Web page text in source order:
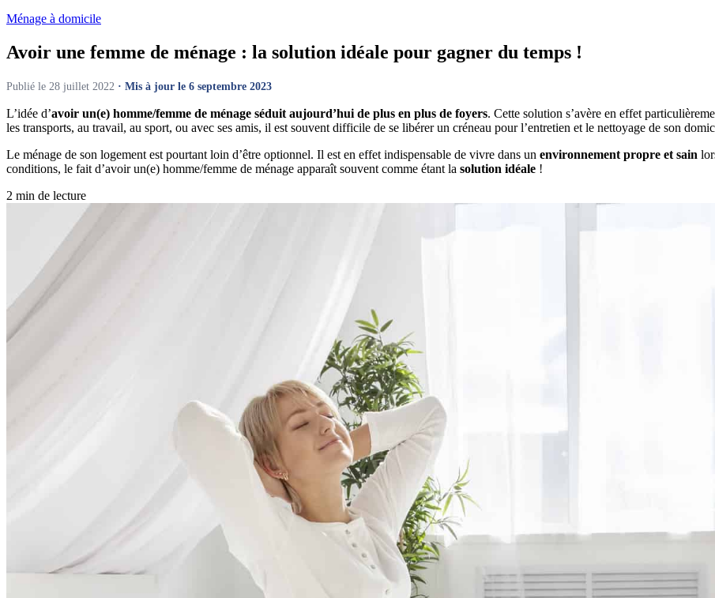
Ménage à domicile
Avoir une femme de ménage : la solution idéale pour gagner du temps !
Publié le 28 juillet 2022 · Mis à jour le 6 septembre 2023
L’idée d’avoir un(e) homme/femme de ménage séduit aujourd’hui de plus en plus de foyers. Cette solution s’avère en effet
les transports, au travail, au sport, ou avec ses amis, il est souvent difficile de se libérer un créneau pour l’entretien et le nettoyage de son
Le ménage de son logement est pourtant loin d’être optionnel. Il est en effet indispensable de vivre dans un environnement propre et sain
conditions, le fait d’avoir un(e) homme/femme de ménage apparaît souvent comme étant la solution idéale !
2 min de lecture